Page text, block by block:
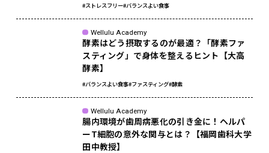
#ストレスフリー#バランスよい食事
Wellulu Academy
酵素はどう摂取するのが最適？「酵素ファ
スティング」で身体を整えるヒント【大高
酵素】
#バランスよい食事#ファスティング#酵素
Wellulu Academy
腸内環境が歯周病悪化の引き金に！ヘルパ
ーT細胞の意外な関与とは？【福岡歯科大学
田中教授】